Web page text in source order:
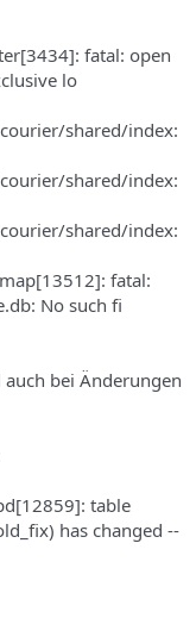
fatal: open
lo
shared/index:
shared/index:
shared/index:
fatal:
No such fi
bei Änderungen
table
has changed --